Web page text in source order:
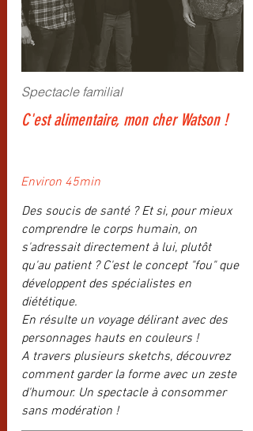
Spectacle familial
C'est alimentaire, mon cher Watson !
Environ 45min
Des soucis de santé ? Et si, pour mieux
comprendre le corps humain, on
s'adressait directement à lui, plutôt
qu'au patient ? C'est le concept "fou" que
développent des spécialistes en
diététique.
En résulte un voyage délirant avec des
personnages hauts en couleurs !
A travers plusieurs sketchs, découvrez
comment garder la forme avec un zeste
d'humour. Un spectacle à consommer
sans modération !